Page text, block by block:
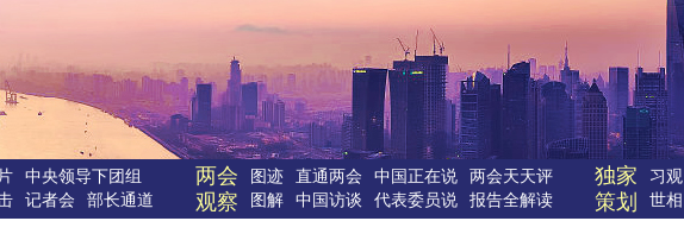
中央领导下团组
记者会 部长通道
两会
观察
图迹 直通两会 中国正在说
两会天天评
图解
中国访谈 代表委员说 报告全解读
独家
策划
习观
世相